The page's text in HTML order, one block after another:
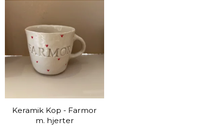
Keramik Kop - Farmor
m. hjerter